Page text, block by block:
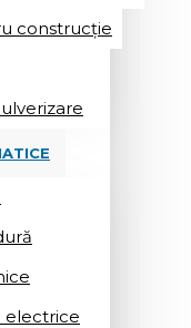
construcție
electrice